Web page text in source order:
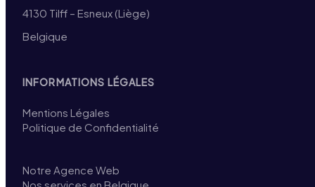
4130 Tilff – Esneux (Liège)
Belgique
INFORMATIONS LÉGALES
Mentions Légales
Politique de Confidentialité
Notre Agence Web